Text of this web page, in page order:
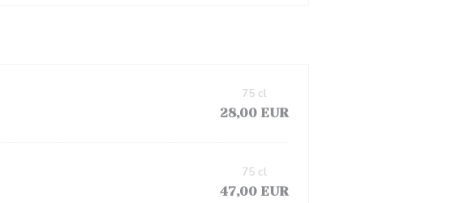
28,00 EUR
75 cl
47,00 EUR
75 cl